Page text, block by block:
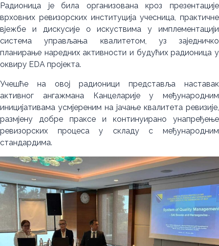
Радионица је била организована кроз презентације
врховних ревизорских институција учесница, практичне
вјежбе и дискусије о искуствима у имплементацији
система управљања квалитетом, уз заједничко
планирање наредних активности и будућих радионица у
оквиру EDA пројекта.
Учешће на овој радионици представља наставак
активног ангажмана Канцеларије у међународним
иницијативама усмјереним на јачање квалитета ревизије,
размјену добре праксе и континуирано унапређење
ревизорских процеса у складу с међународним
стандардима.